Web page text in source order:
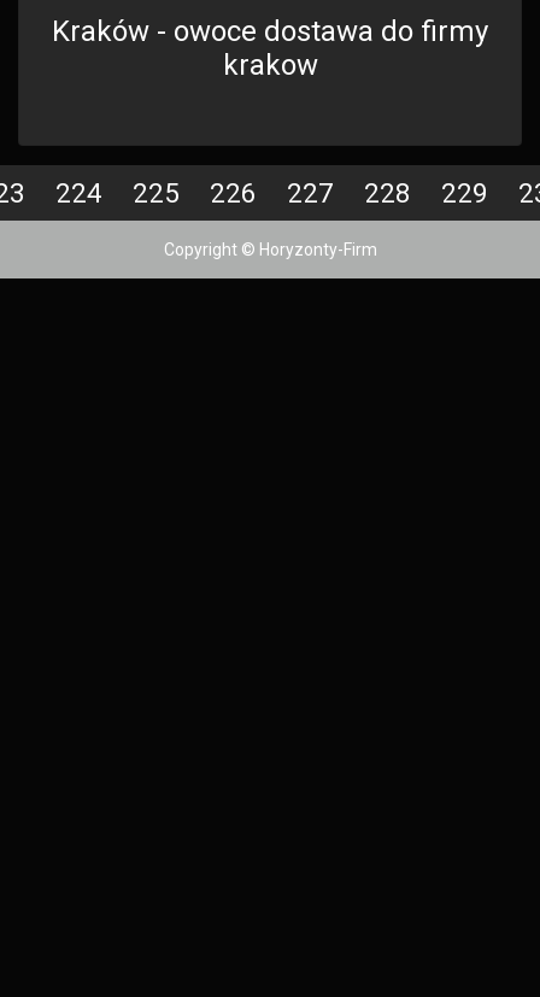
Kraków - owoce dostawa do firmy
krakow
224 225 226 227 228 229
Copyright © Horyzonty-Firm